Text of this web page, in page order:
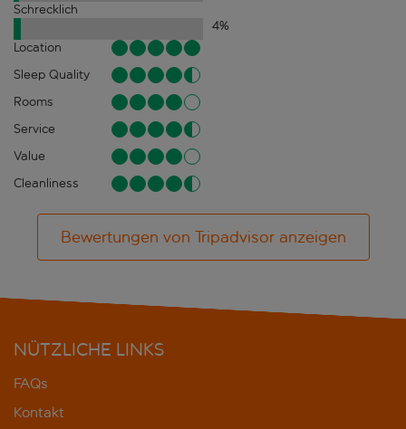
Schrecklich
4%
Location
Sleep Quality
Rooms
Service
Value
Cleanliness
Bewertungen von Tripadvisor anzeigen
NÜTZLICHE LINKS
FAQs
Kontakt